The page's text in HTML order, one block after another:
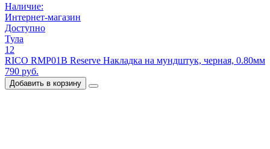
Наличие:
Интернет-магазин
Доступно
Тула
12
RICO RMP01B Reserve Накладка на мундштук, черная, 0.80мм
790 руб.
Добавить в корзину